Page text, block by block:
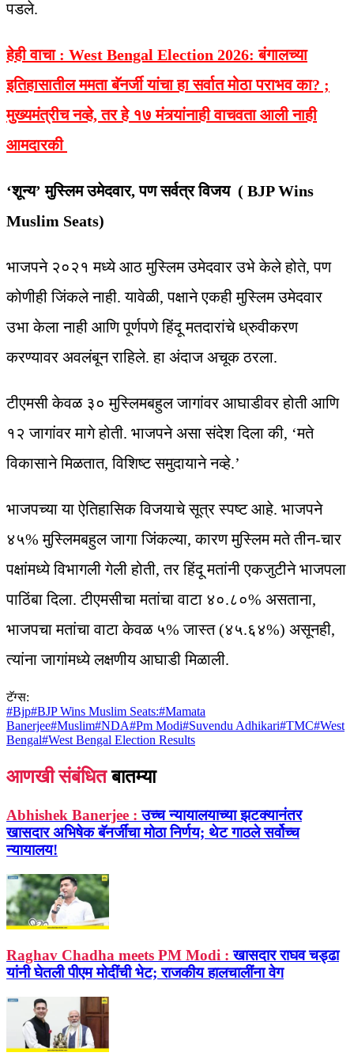
पडले.
हेही वाचा : West Bengal Election 2026: बंगालच्या
इतिहासातील ममता बॅनर्जी यांचा हा सर्वात मोठा पराभव का? ;
मुख्यमंत्रीच नव्हे, तर हे १७ मंत्र्यांनाही वाचवता आली नाही
आमदारकी
‘शून्य’ मुस्लिम उमेदवार, पण सर्वत्र विजय ( BJP Wins
Muslim Seats)
भाजपने २०२१ मध्ये आठ मुस्लिम उमेदवार उभे केले होते, पण
कोणीही जिंकले नाही. यावेळी, पक्षाने एकही मुस्लिम उमेदवार
उभा केला नाही आणि पूर्णपणे हिंदू मतदारांचे ध्रुवीकरण
करण्यावर अवलंबून राहिले. हा अंदाज अचूक ठरला.
टीएमसी केवळ ३० मुस्लिमबहुल जागांवर आघाडीवर होती आणि
१२ जागांवर मागे होती. भाजपने असा संदेश दिला की, ‘मते
विकासाने मिळतात, विशिष्ट समुदायाने नव्हे.’
भाजपच्या या ऐतिहासिक विजयाचे सूत्र स्पष्ट आहे. भाजपने
४५% मुस्लिमबहुल जागा जिंकल्या, कारण मुस्लिम मते तीन-चार
पक्षांमध्ये विभागली गेली होती, तर हिंदू मतांनी एकजुटीने भाजपला
पाठिंबा दिला. टीएमसीचा मतांचा वाटा ४०.८०% असताना,
भाजपचा मतांचा वाटा केवळ ५% जास्त (४५.६४%) असूनही,
त्यांना जागांमध्ये लक्षणीय आघाडी मिळाली.
टॅग्स:
#Bjp#BJP Wins Muslim Seats:#Mamata
Banerjee#Muslim#NDA#Pm Modi#Suvendu Adhikari#TMC#West
Bengal#West Bengal Election Results
आणखी संबंधित बातम्या
Abhishek Banerjee : उच्च न्यायालयाच्या झटक्यानंतर
खासदार अभिषेक बॅनर्जींचा मोठा निर्णय; थेट गाठले सर्वोच्च
न्यायालय!
Raghav Chadha meets PM Modi : खासदार राघव चड्ढा
यांनी घेतली पीएम मोदींची भेट; राजकीय हालचालींना वेग